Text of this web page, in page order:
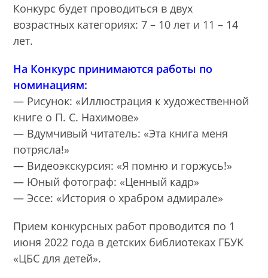
Конкурс будет проводиться в двух
возрастных категориях: 7 – 10 лет и 11 – 14
лет.
На Конкурс принимаются работы по
номинациям:
— Рисунок: «Иллюстрация к художественной
книге о П. С. Нахимове»
— Вдумчивый читатель: «Эта книга меня
потрясла!»
— Видеоэкскурсия: «Я помню и горжусь!»
— Юный фотограф: «Ценный кадр»
— Эссе: «История о храбром адмирале»
Прием конкурсных работ проводится по 1
июня 2022 года в детских библиотеках ГБУК
«ЦБС для детей».